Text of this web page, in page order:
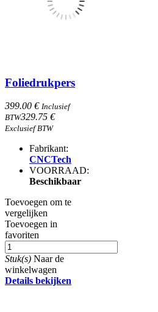
Foliedrukpers
399.00 € Inclusief
BTW329.75 €
Exclusief BTW
Fabrikant:
CNCTech
VOORRAAD:
Beschikbaar
Toevoegen om te
vergelijken
Toevoegen in
favoriten
Stuk(s) Naar de
winkelwagen
Details bekijken